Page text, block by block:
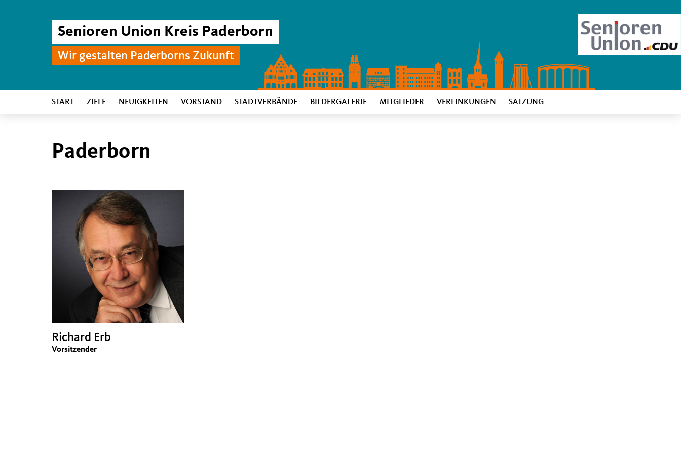
Senioren Union Kreis Paderborn
Wir gestalten Paderborns Zukunft
START ZIELE NEUIGKEITEN VORSTAND STADTVERBÄNDE BILDERGALERIE MITGLIEDER VERLINKUNGEN SATZUNG
Paderborn
Richard Erb
Vorsitzender